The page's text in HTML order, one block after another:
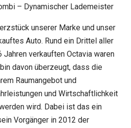
– Dynamischer Lademeister
unserer Marke und unser
Auto. Rund ein Drittel aller
Jahren verkauften Octavia waren
davon überzeugt, dass die
Raumangebot und
und Wirtschaftlichkeit
wird. Dabei ist das ein
Vorgänger in 2012 der